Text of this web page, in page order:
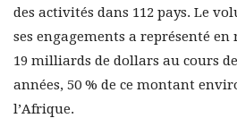
des activités dans 112 pays. Le
ses engagements a représenté en
19 milliards de dollars au cours
années, 50 % de ce montant
l’Afrique.